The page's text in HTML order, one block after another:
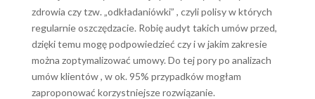
zdrowia czy tzw. „odkładaniówki” , czyli polisy w których
regularnie oszczędzacie. Robię audyt takich umów przed,
dzięki temu mogę podpowiedzieć czy i w jakim zakresie
można zoptymalizować umowy. Do tej pory po analizach
umów klientów , w ok. 95% przypadków mogłam
zaproponować korzystniejsze rozwiązanie.